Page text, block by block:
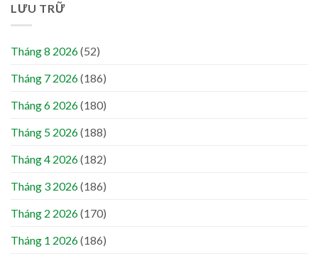
LƯU TRỮ
Tháng 8 2026(52)
Tháng 7 2026(186)
Tháng 6 2026(180)
Tháng 5 2026(188)
Tháng 4 2026(182)
Tháng 3 2026(186)
Tháng 2 2026(170)
Tháng 1 2026(186)